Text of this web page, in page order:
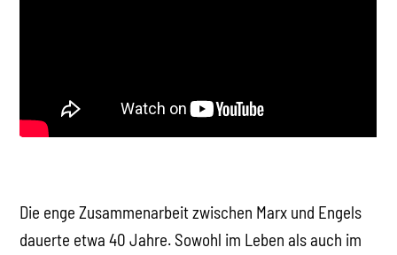
Die enge Zusammenarbeit zwischen Marx und Engels
dauerte etwa 40 Jahre. Sowohl im Leben als auch im